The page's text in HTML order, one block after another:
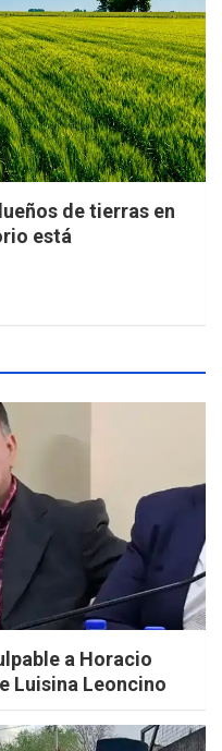
de tierras en
está
a Horacio
Luisina Leoncino